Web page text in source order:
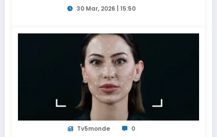
30 Mar, 2026 | 15:50
Tv5monde 0